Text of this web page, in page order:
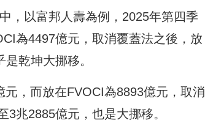
，以富邦人壽為例，2025年第四季
為4497億元，取消覆蓋法之後，放
乾坤大挪移。
，而放在FVOCI為8893億元，取消
兆2885億元，也是大挪移。